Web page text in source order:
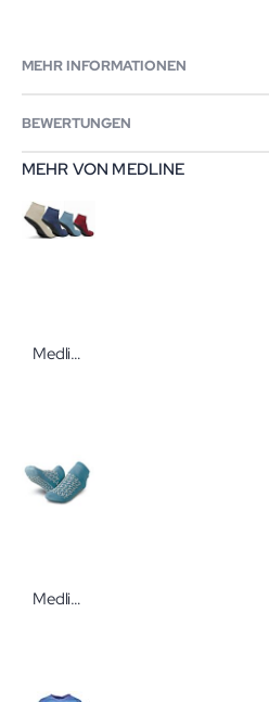
MEHR INFORMATIONEN
BEWERTUNGEN
MEHR VON MEDLINE
Medline Sure-Grip-Slipper Anti-Rutsch-Socken Anti-Rutsch-Socken mit Gummisohle von Medline
Medline Anti-Rutsch-Socken mit beidseitiger Gummierung Socken von Medline für Trittfestigkeit und Bodenhaftung